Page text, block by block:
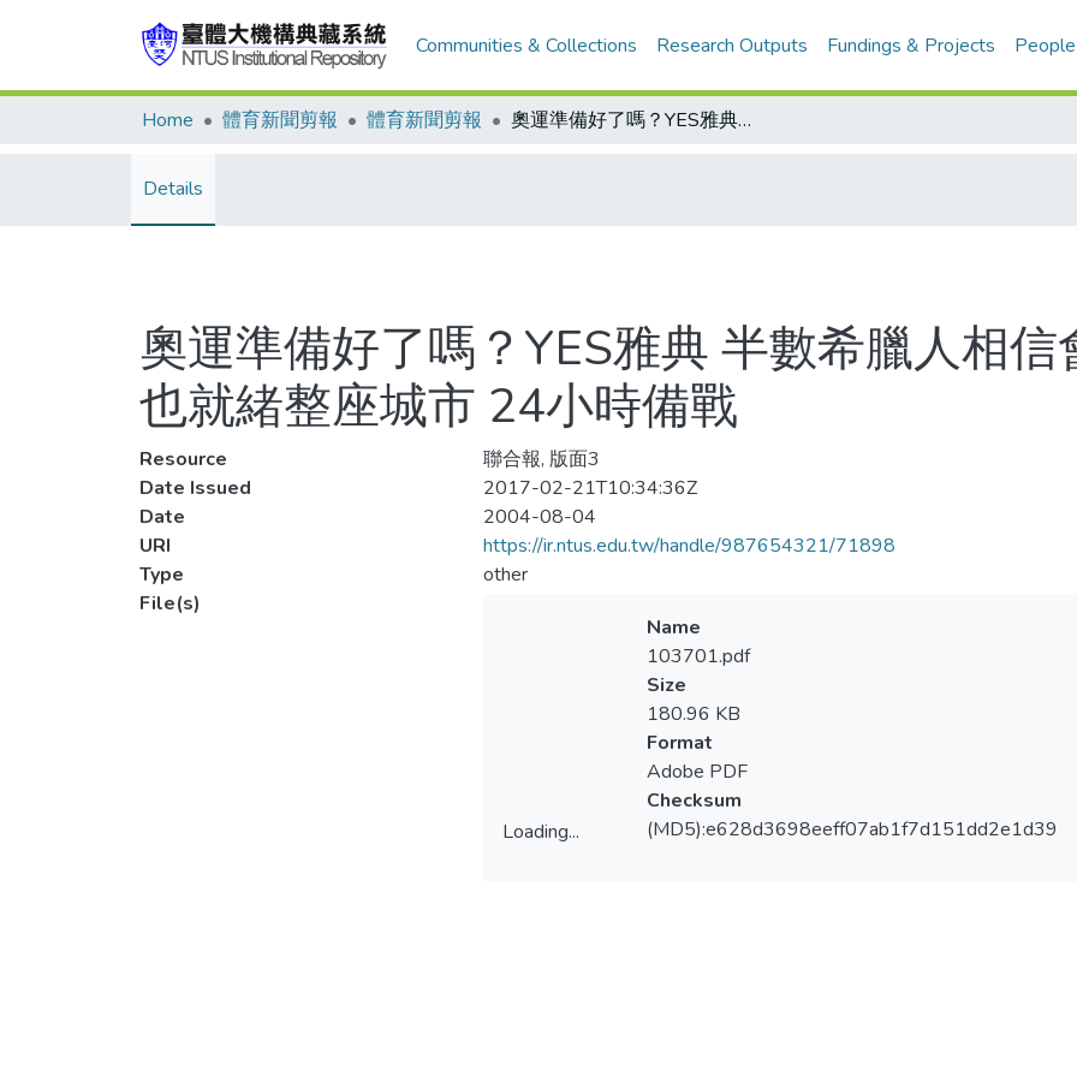
Communities & Collections Research Outputs Fundings & Projects People
Home 體育新聞剪報 體育新聞剪報 奧運準備好了嗎？YES雅典 半數希臘人相信會比以往出色維安也就緒整座城市 24小時備戰
Details
奧運準備好了嗎？YES雅典 半數希臘人相
也就緒整座城市 24小時備戰
Resource
聯合報, 版面3
Date Issued
2017-02-21T10:34:36Z
Date
2004-08-04
URI
https://ir.ntus.edu.tw/handle/987654321/71898
Type
other
File(s)
Loading...
Name
103701.pdf
Size
180.96 KB
Format
Adobe PDF
Checksum
(MD5):e628d3698eeff07ab1f7d151dd2e1d39